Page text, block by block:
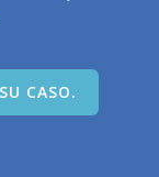
CASO.